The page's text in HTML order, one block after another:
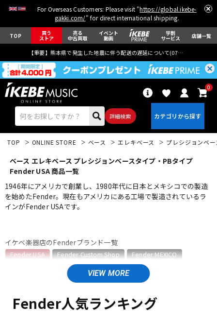
For Overseas Customers: Please visit "https://global.ikebe-
gakki.com/" for direct international shipping.
TOP 買う
ストア
売る
中古買取
イベント
動画
学割
サービス 店舗一覧
【重要】熊本県で発生した地震に伴う配送の遅延について(07月29日
詳細検索
0
エレキギター アコギ/エレアコ
パーカッション
キーボード 電子ピアノ
TOP ONLINE STORE ベース エレキベース プレシジョンベ
ベース エレキベース プレシジョンベースタイプ・PBタイプ
Fender USA 商品一覧
1946年にアメリカで創業し、1980年代に日本とメキシコでの製造
を始めたFender。現在もアメリカにある工場で製造されているラ
インがFender USAです。
イケベ楽器店のFenderブランド一覧
Fender USA Fender Custom Shop
Fender MEXICO
Fender Made in Japan
Fender Standard Series
Fender Japan
Fender USAのカテゴリ
Fender人気ランキング